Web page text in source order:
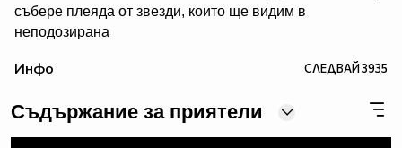
събере плеяда от звезди, които ще видим в
неподозирана
телевизията в България, се завръща в ефира през
цялата власт, но и цялата отговорност в ръцете на
дамите.
Инфо СЛЕДВАЙ3935
Съдържание за приятели